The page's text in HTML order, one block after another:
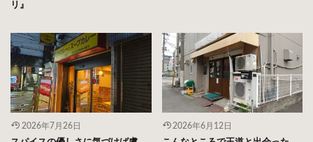
リ』
2026年7月26日 2026年6月12日